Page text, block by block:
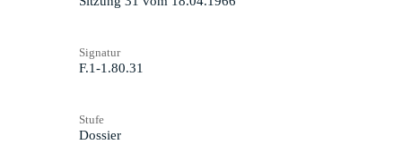
Signatur
F.1-1.80.31
Stufe
Dossier